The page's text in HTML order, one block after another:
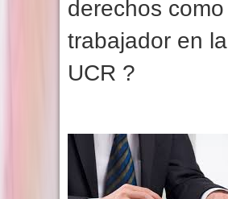
derechos como
trabajador en la
UCR ?